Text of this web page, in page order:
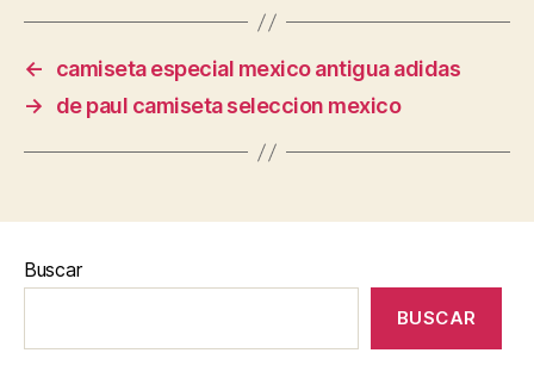
←
camiseta especial mexico antigua adidas
→
de paul camiseta seleccion mexico
Buscar
BUSCAR